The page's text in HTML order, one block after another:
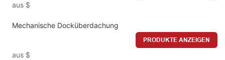
aus $
Mechanische Docküberdachung
aus $
PRODUKTE ANZEIGEN